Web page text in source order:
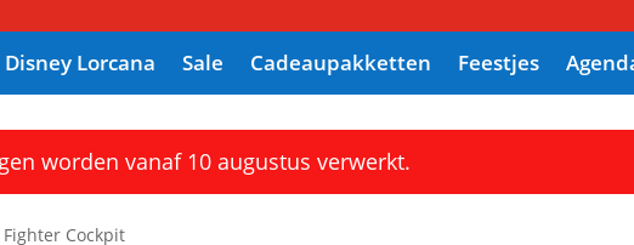
Disney Lorcana Sale Cadeaupakketten Feestjes
worden vanaf 10 augustus verwerkt.
Cockpit